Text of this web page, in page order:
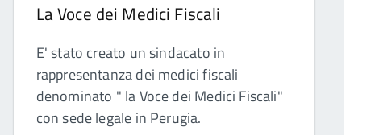
La Voce dei Medici Fiscali
E' stato creato un sindacato in
rappresentanza dei medici fiscali
denominato " la Voce dei Medici Fiscali"
con sede legale in Perugia.